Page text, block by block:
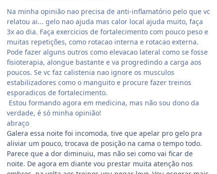
Na minha opinião nao precisa de anti-inflamatório pelo que vc
relatou ai... gelo nao ajuda mas calor local ajuda muito, faça
3x ao dia. Faça exercicios de fortalecimento com pouco peso e
muitas repetições, como rotacao interna e rotacao externa.
Pode fazer alguns outros como elevacao lateral como se fosse
fisioterapia, alongue bastante e va progredindo a carga aos
poucos. Se vc faz calistenia nao ignore os musculos
estabilizadores como o manguito e procure fazer treinos
esporadicos de fortalecimento.
Estou formando agora em medicina, mas não sou dono da
verdade, é só minha opinião!
abraço
Galera essa noite foi incomoda, tive que apelar pro gelo pra
aliviar um pouco, trocava de posição na cama o tempo todo.
Parece que a dor diminuiu, mas não sei como vai ficar de
noite. De agora em diante vou prestar muita atenção nos